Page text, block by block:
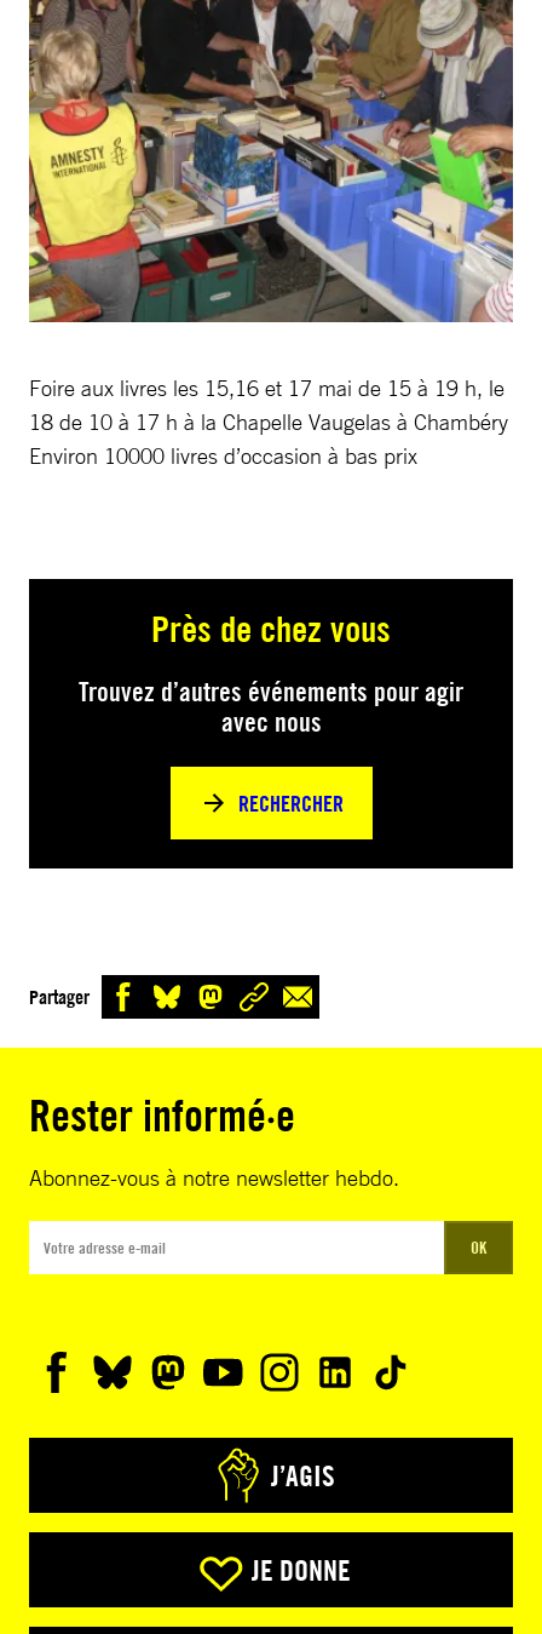
Foire aux livres les 15,16 et 17 mai de 15 à 19 h, le
18 de 10 à 17 h à la Chapelle Vaugelas à Chambéry
Environ 10000 livres d’occasion à bas prix
Près de chez vous
Trouvez d’autres événements pour agir
avec nous
RECHERCHER
Partager
Rester informé·e
Abonnez-vous à notre newsletter hebdo.
OK
J’AGIS
JE DONNE